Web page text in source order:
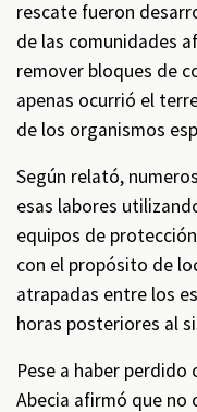
rescate fueron
de las comunidades
remover bloques de
apenas ocurrió el
de los organismos
Según relató,
esas labores
equipos de
con el propósito de
atrapadas entre los
horas posteriores al
Pese a haber
Abecia afirmó que no